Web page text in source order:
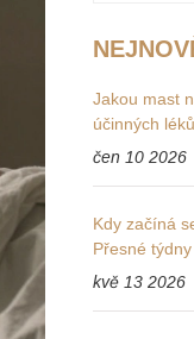
Jakou mast
účinných
čen 10 2026
Kdy začíná
Přesné
kvě 13 2026